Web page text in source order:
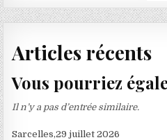
Articles récents
Vous pourriez
Il n’y a pas d’entrée similaire.
Sarcelles,29 juillet 2026